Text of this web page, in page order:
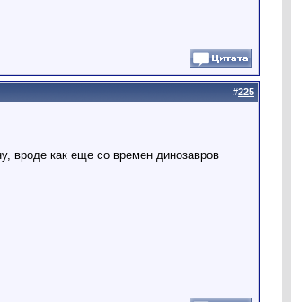
#225
вроде как еще со времен динозавров